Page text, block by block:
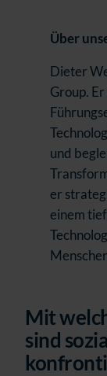
Über
Dieter
Group.
und
er
einem
Mit
sind